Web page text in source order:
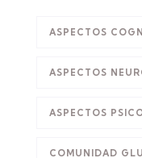
ASPECTOS
ASPECTOS
ASPECTOS
COMUNIDAD